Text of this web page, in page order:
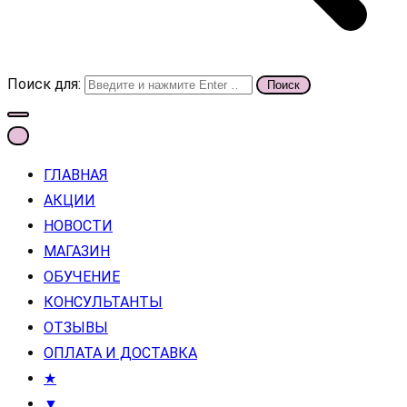
Поиск для:
ГЛАВНАЯ
АКЦИИ
НОВОСТИ
МАГАЗИН
ОБУЧЕНИЕ
КОНСУЛЬТАНТЫ
ОТЗЫВЫ
ОПЛАТА И ДОСТАВКА
★